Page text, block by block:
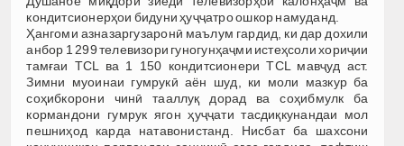
кондитсионерҳои бидуни ҳуҷҷатро ошкор намуданд.
Ҳангоми азназаргузаронӣ маълум гардид, ки дар дохили
анбор 1 299 телевизори гуногунҳаҷми истеҳсоли хориҷии
тамғаи ТCL ва 1 150 кондитсионери ТCL мавҷуд аст.
Зимни муоинаи гумрукӣ аён шуд, ки моли мазкур ба
соҳибкорони чинӣ тааллуқ дорад ва соҳибмулк ба
кормандони гумрук ягон ҳуҷҷати тасдиқкунандаи мол
пешниҳод карда натавонистанд. Нисбат ба шахсони